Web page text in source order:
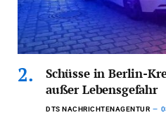
Schüsse in Berlin-
außer Lebensgefahr
DTS NACHRICHTENAGENTUR